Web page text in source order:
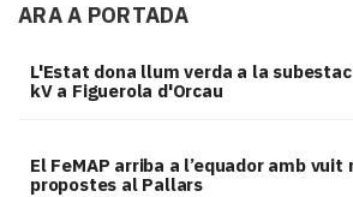
ARA A PORTADA
L'Estat dona llum verda a la
kV a Figuerola d'Orcau
El FeMAP arriba a l’equador amb vuit
propostes al Pallars